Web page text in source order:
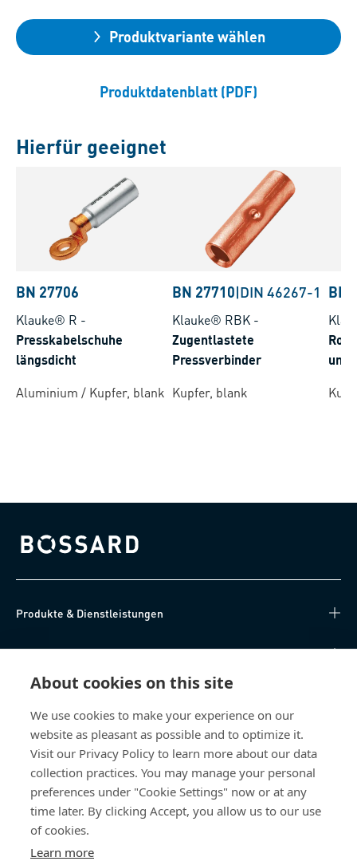
About cookies on this site
We use cookies to make your experience on our
website as pleasant as possible and to optimize it.
Visit our Privacy Policy to learn more about our data
collection practices. You may manage your personal
preferences under "Cookie Settings" now or at any
time later. By clicking Accept, you allow us to our use
of cookies.
Learn more
Produktvariante wählen
Produktdatenblatt (PDF)
Hierfür geeignet
BN 27706
Klauke® R -
Presskabelschuhe
längsdicht
Aluminium / Kupfer, blank
BN 27710|DIN 46267-1
Klauke® RBK -
Zugentlastete
Pressverbinder
Kupfer, blank
BN
und
Bossard homepage
Produkte & Dienstleistungen
Wissen
Über uns
Bossard Deutschland
Max-Eyth-Str. 14
89186 Illerrieden